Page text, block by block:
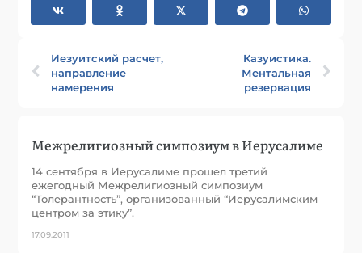
Иезуитский расчет,
направление
намерения
Казуистика.
Ментальная
резервация
Межрелигиозный симпозиум в Иерусалиме
14 сентября в Иерусалиме прошел третий
ежегодный Межрелигиозный симпозиум
“Толерантность”, организованный “Иерусалимским
центром за этику”.
17.09.2011